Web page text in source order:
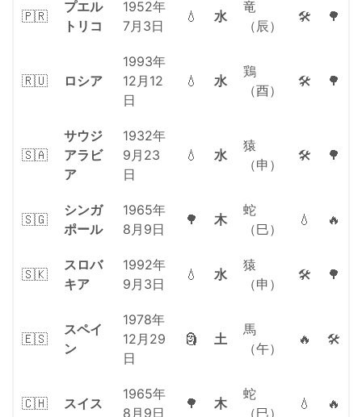
🇵🇷
プエル
トリコ
1952年
7月3日
💧 水
竜
（辰）
🛠 🌳
🇷🇺 ロシア
1993年
12月12
日
💧 水
鶏
（酉）
🛠 🌳
🇸🇦
サウジ
アラビ
ア
1932年
9月23
日
💧 水
猿
（申）
🛠 🌳
🇸🇬
シンガ
ポール
1965年
8月9日
🌳 木
蛇
（巳）
💧 🔥
🇸🇰
スロバ
キア
1992年
9月3日
💧 水
猿
（申）
🛠 🌳
🇪🇸
スペイ
ン
1978年
12月29
日
🗿 土
馬
（午）
🔥 🛠
🇨🇭 スイス
1965年
8月9日
🌳 木
蛇
（巳）
💧 🔥